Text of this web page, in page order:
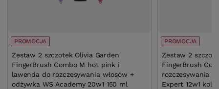
PROMOCJA
Zestaw 2 szczotek Olivia Garden
FingerBrush Combo M hot pink i
lawenda do rozczesywania włosów +
odżywka WS Academy 20w1 150 ml
PROMOCJA
Zestaw 2
FingerBrush
rozczesywania
Expert 12w1